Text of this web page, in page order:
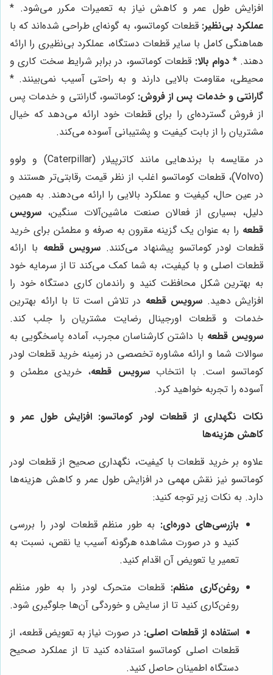
افزایش طول عمر و کاهش نیاز به تعمیرات مکرر می‌شود. *
عملکرد بی‌نظیر: قطعات کوماتسو، به گونه‌ای طراحی شده‌اند که با
هماهنگی کامل با سایر قطعات دستگاه، عملکرد بی‌نظیری را ارائه
دهند. * دوام بالا: قطعات کوماتسو، در برابر شرایط سخت کاری و
محیطی، مقاومت بالایی دارند و به راحتی آسیب نمی‌بینند. *
گارانتی و خدمات پس از فروش: کوماتسو، گارانتی و خدمات پس
از فروش گسترده‌ای را برای قطعات خود ارائه می‌دهد که خیال
مشتریان را از بابت کیفیت و پشتیبانی آسوده می‌کند.
در مقایسه با برندهایی مانند کاترپیلار (Caterpillar) و ولوو
(Volvo)، قطعات کوماتسو اغلب از نظر قیمت رقابتی‌تر هستند و
در عین حال، کیفیت و عملکرد بالایی را ارائه می‌دهند. به همین
دلیل، بسیاری از فعالان صنعت ماشین‌آلات سنگین، سرویس
قطعه را به عنوان یک گزینه مقرون به صرفه و مطمئن برای خرید
قطعات لودر کوماتسو پیشنهاد می‌کنند. سرویس قطعه با ارائه
قطعات اصلی و با کیفیت، به شما کمک می‌کند تا از سرمایه خود
به بهترین شکل محافظت کنید و راندمان کاری دستگاه خود را
افزایش دهید. سرویس قطعه در تلاش است تا با ارائه بهترین
خدمات و قطعات اورجینال رضایت مشتریان را جلب کند.
سرویس قطعه با داشتن کارشناسان مجرب، آماده پاسخگویی به
سوالات شما و ارائه مشاوره تخصصی در زمینه خرید قطعات لودر
کوماتسو است. با انتخابسرویس قطعه، خریدی مطمئن و
آسوده را تجربه خواهید کرد.
نکات نگهداری از قطعات لودر کوماتسو: افزایش طول عمر و
کاهش هزینه‌ها
علاوه بر خرید قطعات با کیفیت، نگهداری صحیح از قطعات لودر
کوماتسو نیز نقش مهمی در افزایش طول عمر و کاهش هزینه‌ها
دارد. به نکات زیر توجه کنید:
بازرسی‌های دوره‌ای: به طور منظم قطعات لودر را بررسی
کنید و در صورت مشاهده هرگونه آسیب یا نقص، نسبت به
تعمیر یا تعویض آن اقدام کنید.
روغن‌کاری منظم: قطعات متحرک لودر را به طور منظم
روغن‌کاری کنید تا از سایش و خوردگی آن‌ها جلوگیری شود.
استفاده از قطعات اصلی: در صورت نیاز به تعویض قطعه، از
قطعات اصلی کوماتسو استفاده کنید تا از عملکرد صحیح
دستگاه اطمینان حاصل کنید.